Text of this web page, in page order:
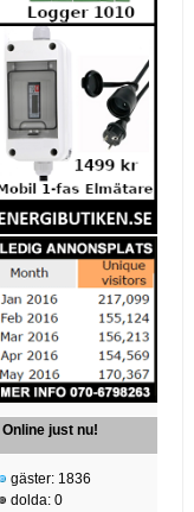
Online just nu!
gäster: 1836
dolda: 0